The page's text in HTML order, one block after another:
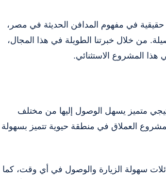
في مفهوم المدافن الحديثة في مصر،
من خلال خبرتنا الطويلة في هذا المجال،
المشروع الاستثنائي.
متميز يسهل الوصول إليها من مختلف
العملاق في منطقة حيوية تتميز بسهولة
سهولة الزيارة والوصول في أي وقت، كما